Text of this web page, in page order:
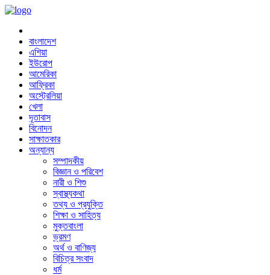
বাংলাদেশ
এশিয়া
ইউরোপ
আমেরিকা
আফ্রিকা
অস্ট্রেলিয়া
খেলা
দূতাবাস
বিনোদন
সাক্ষাতকার
অন্যান্য
সম্পাদকীয়
বিজ্ঞান ও পরিবেশ
নারী ও শিশু
স্বাস্থ্যকথা
তথ্য ও প্রযুক্তি
শিক্ষা ও সাহিত্য
মুক্তবাংলা
ভ্রমণ
অর্থ ও বাণিজ্য
বিচিত্র সংবাদ
ধর্ম